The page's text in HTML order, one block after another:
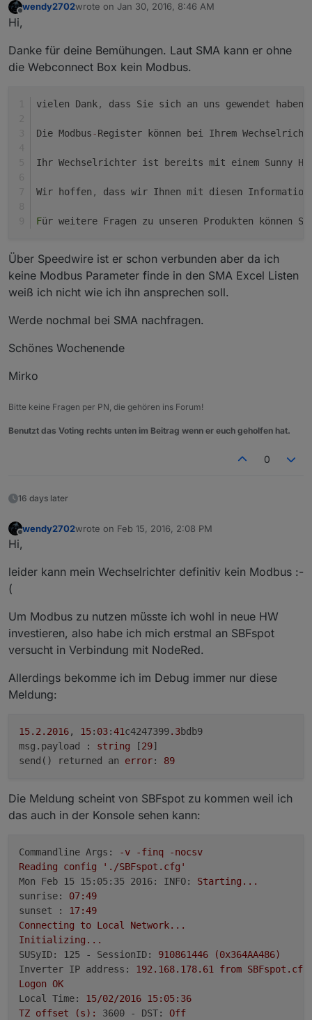
wendy2702wrote on Jan 30, 2016, 8:46 AM
last edited by
Hi,
Danke für deine Bemühungen. Laut SMA kann er ohne
die Webconnect Box kein Modbus.
vielen Dank, dass Sie sich an uns gewendet
Die Modbus-Register können bei Ihrem
Ihr Wechselrichter ist bereits mit einem Sunny
Wir hoffen , dass wir Ihnen mit diesen
Für weitere Fragen zu unseren Produkten
Über Speedwire ist er schon verbunden aber da ich
keine Modbus Parameter finde in den SMA Excel Listen
weiß ich nicht wie ich ihn ansprechen soll.
Werde nochmal bei SMA nachfragen.
Schönes Wochenende
Mirko
Bitte keine Fragen per PN, die gehören ins Forum!
Benutzt das Voting rechts unten im Beitrag wenn er euch geholfen hat.
0
16 days later
wendy2702wrote on Feb 15, 2016, 2:08 PM
last edited by
Hi,
leider kann mein Wechselrichter definitiv kein Modbus :-
(
Um Modbus zu nutzen müsste ich wohl in neue HW
investieren, also habe ich mich erstmal an SBFspot
versucht in Verbindung mit NodeRed.
Allerdings bekomme ich im Debug immer nur diese
Meldung:
15.2.2016, 15: 03:41c4247399.3bdb9
msg.payload : string [29]
send() returned an error: 89
Die Meldung scheint von SBFspot zu kommen weil ich
das auch in der Konsole sehen kann:
Commandline Args: -v -finq
-nocsv
Reading
config
'./SBFspot.cfg'
Mon Feb 15 15:05:35 2016: INFO:
Starting...
sunrise:
07:49
sunset :
17:49
Connecting
to Local
Network...
Initializing...
SUSyID: 125 - SessionID:
910861446
(0x364AA486)
Inverter IP address:
192.168.178.61 from SBFspot.cfg
Logon
OK
Local Time:
15/02/2016 15:05:36
TZ offset (s): 3600 - DST:
Off